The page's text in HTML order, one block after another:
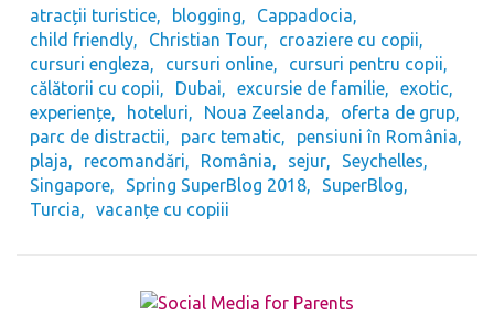
atracții turistice blogging
Cappadocia
child friendly
Christian Tour
croaziere cu copii
cursuri engleza
cursuri online
cursuri pentru copii
călătorii cu copii
Dubai excursie de familie
exotic
experiențe
hoteluri Noua Zeelanda
oferta de grup
parc de distractii
parc tematic
pensiuni în România
plaja
recomandări România sejur
Seychelles
Singapore
Spring SuperBlog 2018
SuperBlog
Turcia
vacanțe cu copiii